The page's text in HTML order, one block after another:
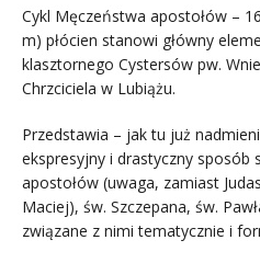
Cykl Męczeństwa apostołów –
m) płócien stanowi główny
klasztornego Cystersów pw.
Chrzciciela w Lubiążu.
Przedstawia – jak tu już
ekspresyjny i drastyczny sposób
apostołów (uwaga, zamiast
Maciej), św. Szczepana, św.
związane z nimi tematycznie i